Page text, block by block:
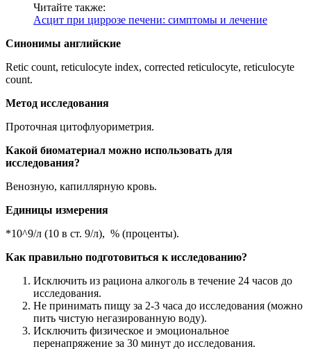
Читайте также:
Асцит при циррозе печени: симптомы и лечение
Синонимы английские
Retic count, reticulocyte index, corrected reticulocyte, reticulocyte
count.
Метод исследования
Проточная цитофлуориметрия.
Какой биоматериал можно использовать для
исследования?
Венозную, капиллярную кровь.
Единицы измерения
*10^9/л (10 в ст. 9/л), % (проценты).
Как правильно подготовиться к исследованию?
Исключить из рациона алкоголь в течение 24 часов до
исследования.
Не принимать пищу за 2-3 часа до исследования (можно
пить чистую негазированную воду).
Исключить физическое и эмоциональное
перенапряжение за 30 минут до исследования.